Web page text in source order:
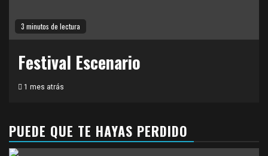
3 minutos de lectura
Festival Escenario
1 mes atrás
PUEDE QUE TE HAYAS PERDIDO